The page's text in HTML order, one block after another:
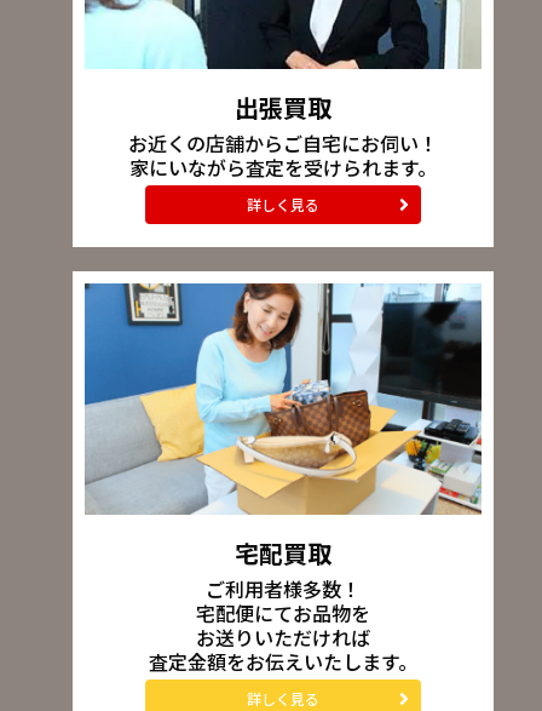
出張買取
お近くの店舗からご自宅にお伺い！
家にいながら査定を受けられます。
詳しく見る
宅配買取
ご利用者様多数！
宅配便にてお品物を
お送りいただければ
査定金額をお伝えいたします。
詳しく見る